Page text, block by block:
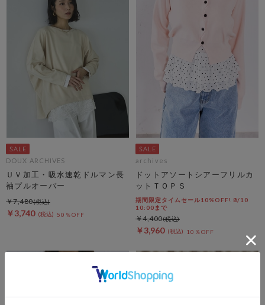
DOUX ARCHIVES
ＵＶ加工・吸水速乾ドルマン長
袖プルオーバー
￥3,740 50％OFF
￥7,480
archives
ドットアソートシアーフリルカ
ットＴＯＰＳ
期間限定タイムセール10%OFF! 8/10
10:00まで
￥3,960 10％OFF
￥4,400